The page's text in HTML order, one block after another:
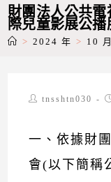
財團法人公共電
際兒童影展公播
> 2024 年 > 10 月
Posttnsshtn030
一、依據財
會(以下簡稱